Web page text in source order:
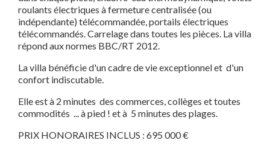
roulants électriques à fermeture centralisée (ou
indépendante) télécommandée, portails électriques
télécommandés. Carrelage dans toutes les pièces. La villa
répond aux normes BBC/RT 2012.
La villa bénéficie d'un cadre de vie exceptionnel et d'un
confort indiscutable.
Elle est à 2 minutes des commerces, collèges et toutes
commodités ... à pied ! et à 5 minutes des plages.
PRIX HONORAIRES INCLUS : 695 000 €